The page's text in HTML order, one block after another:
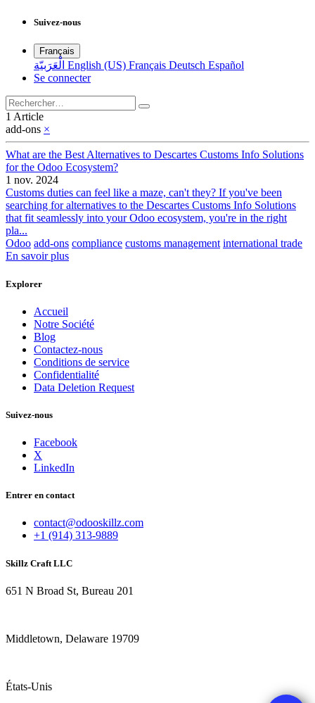
Suivez-nous
Français
الْعَرَبيّة English (US) Français Deutsch Español
Se connecter
1 Article
add-ons ×
What are the Best Alternatives to Descartes Customs Info Solutions
for the Odoo Ecosystem?
1 nov. 2024
Customs duties can feel like a maze, can't they? If you've been
searching for alternatives to the Descartes Customs Info Solutions
that fit seamlessly into your Odoo ecosystem, you're in the right
pla...
Odoo add-ons compliance customs management international trade
En savoir plus
Explorer
Accueil
Notre Société
Blog
Contactez-nous
Conditions de service
Confidentialité
Data Deletion Request
Suivez-nous
Facebook
X
LinkedIn
Entrer en contact
contact@odooskillz.com
+1 (914) 313-9889
Skillz Craft LLC
651 N Broad St, Bureau 201
Middletown, Delaware 19709
États-Unis